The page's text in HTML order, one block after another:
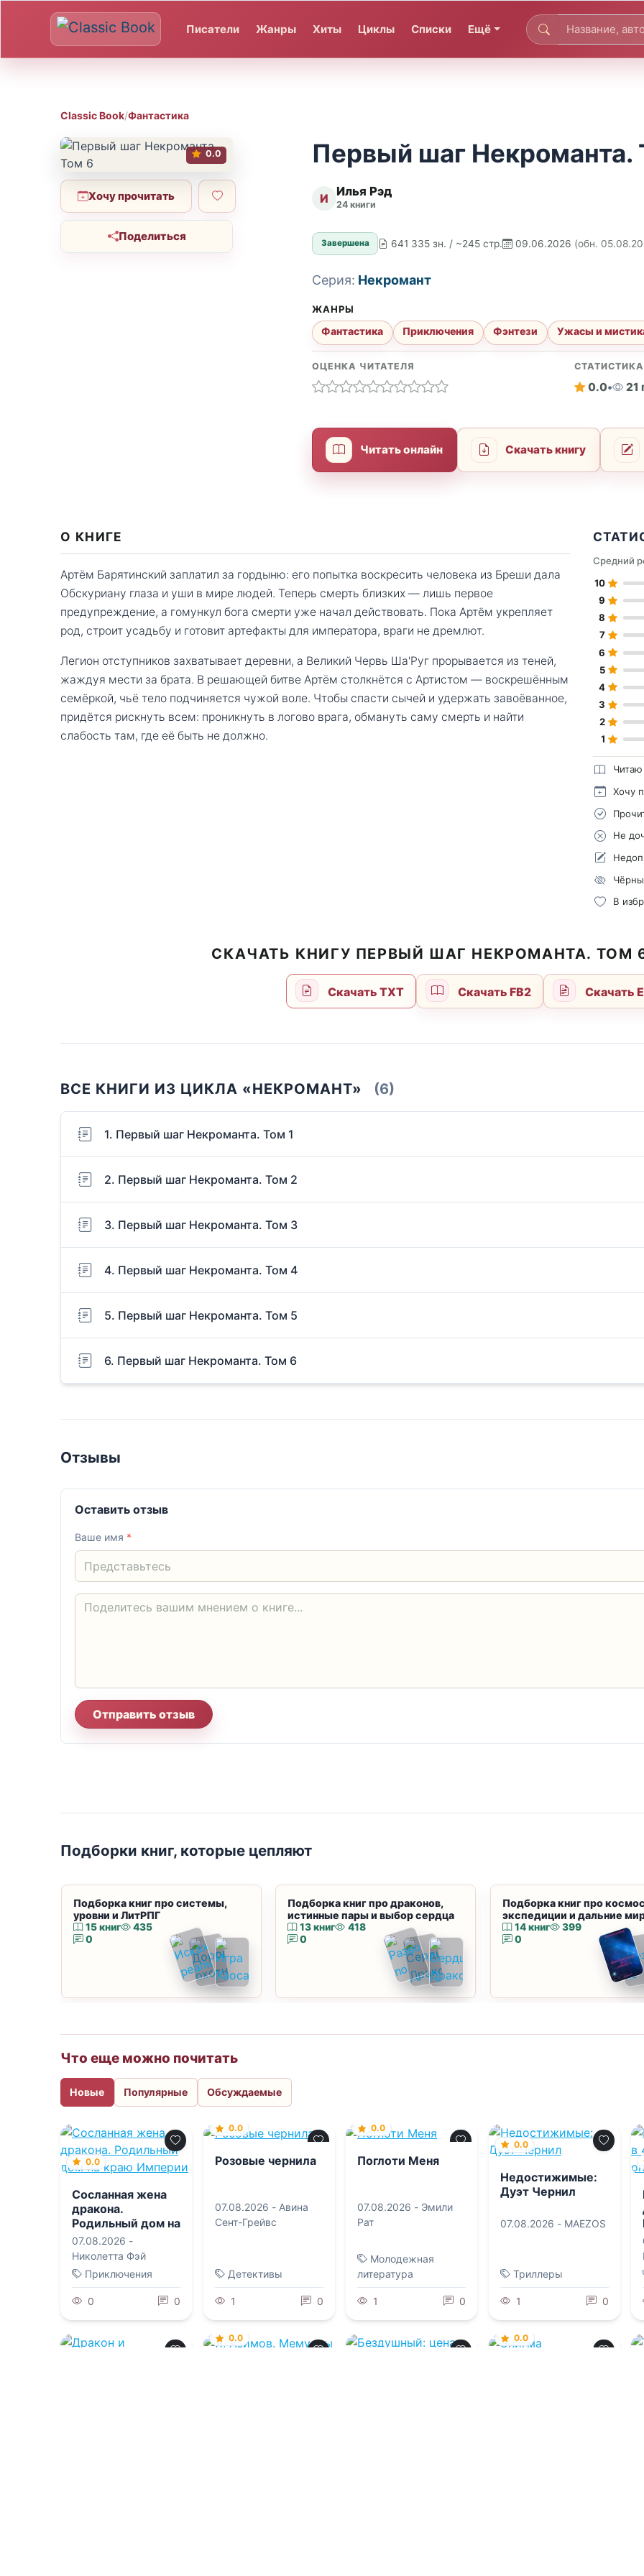
Писатели Жанры Хиты Циклы Списки Ещё
Classic Book/Фантастика
0.0
Хочу прочитать
Поделиться
Первый шаг Некроманта.
И Илья Рэд
24 книги
Завершена 641 335 зн. / ~245 стр. 09.06.2026 (обн.
Серия: Некромант
ЖАНРЫ
Фантастика Приключения Фэнтези Ужасы и
ОЦЕНКА ЧИТАТЕЛЯ СТАТИСТИКА
0.0• 21
Читать онлайн Скачать книгу
О КНИГЕ
Артём Барятинский заплатил за гордыню: его попытка воскресить человека из Бреши дала
Обскуриану глаза и уши в мире людей. Теперь смерть близких — лишь первое
предупреждение, а гомункул бога смерти уже начал действовать. Пока Артём укрепляет
род, строит усадьбу и готовит артефакты для императора, враги не дремлют.
Легион отступников захватывает деревни, а Великий Червь Ша'Руг прорывается из теней,
жаждуя мести за брата. В решающей битве Артём столкнётся с Артистом — воскрешённым
семёркой, чьё тело подчиняется чужой воле. Чтобы спасти сычей и удержать завоёванное,
придётся рискнуть всем: проникнуть в логово врага, обмануть саму смерть и найти
слабость там, где её быть не должно.
Средний
10
9
8
7
6
5
4
3
2
1
Читаю
Хочу
Не
В
СКАЧАТЬ КНИГУ ПЕРВЫЙ ШАГ НЕКРОМАНТА. ТОМ
Скачать TXT Скачать FB2 Скачать
ВСЕ КНИГИ ИЗ ЦИКЛА «НЕКРОМАНТ» (6)
1. Первый шаг Некроманта. Том 1
2. Первый шаг Некроманта. Том 2
3. Первый шаг Некроманта. Том 3
4. Первый шаг Некроманта. Том 4
5. Первый шаг Некроманта. Том 5
6. Первый шаг Некроманта. Том 6
Отзывы
Оставить отзыв
Ваше имя *
Отправить отзыв
Подборки книг, которые цепляют
Подборка книг про системы,
уровни и ЛитРПГ
15 книг
435
0
Подборка книг про драконов,
истинные пары и выбор сердца
13 книг
418
0
Подборка книг про
экспедиции и дальние
14 книг
399
0
Что еще можно почитать
Новые Популярные Обсуждаемые
0.0
Сосланная жена
дракона.
Родильный дом на
краю Империи
07.08.2026 -
Николетта Фэй
Приключения
0 0
0.0
Розовые чернила
07.08.2026 - Авина
Сент-Грейвс
Детективы
1 0
0.0
Поглоти Меня
07.08.2026 - Эмили
Рат
Молодежная
литература
1 0
0.0
Недостижимые:
Дуэт Чернил
07.08.2026 - MAEZOS
Триллеры
1 0
0.0 0.0